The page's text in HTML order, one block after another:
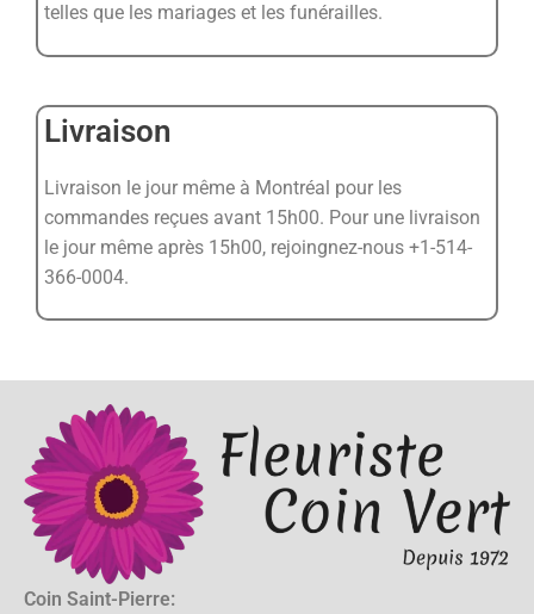
telles que les mariages et les funérailles.
Livraison
Livraison le jour même à Montréal pour les
commandes reçues avant 15h00. Pour une livraison
le jour même après 15h00, rejoingnez-nous +1-514-
366-0004.
Coin Saint-Pierre: